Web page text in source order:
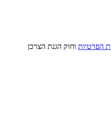
הפרטיות וחוק הגנת הצרכן